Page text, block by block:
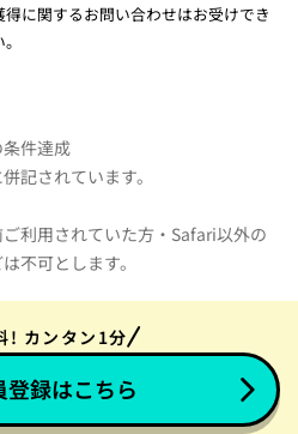
に関するお問い合わせはお受けでき
件達成
記されています。
利用されていた方・Safari以外の
不可とします。
! カンタン1分
登録はこちら